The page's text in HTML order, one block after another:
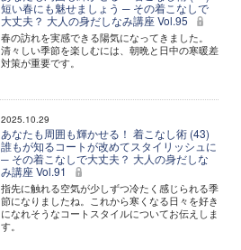
短い春にも魅せましょう ─ その着こなしで
大丈夫？ 大人の身だしなみ講座 Vol.95
春の訪れを実感できる陽気になってきました。
清々しい季節を楽しむには、朝晩と日中の寒暖差
対策が重要です。
2025.10.29
あなたも周囲も輝かせる！ 着こなし術 (43)
誰もが知るコートが改めてスタイリッシュに
─ その着こなしで大丈夫？ 大人の身だしな
み講座 Vol.91
指先に触れる空気が少しずつ冷たく感じられる季
節になりましたね。これから寒くなる日々を好き
になれそうなコートスタイルについてお伝えしま
す。